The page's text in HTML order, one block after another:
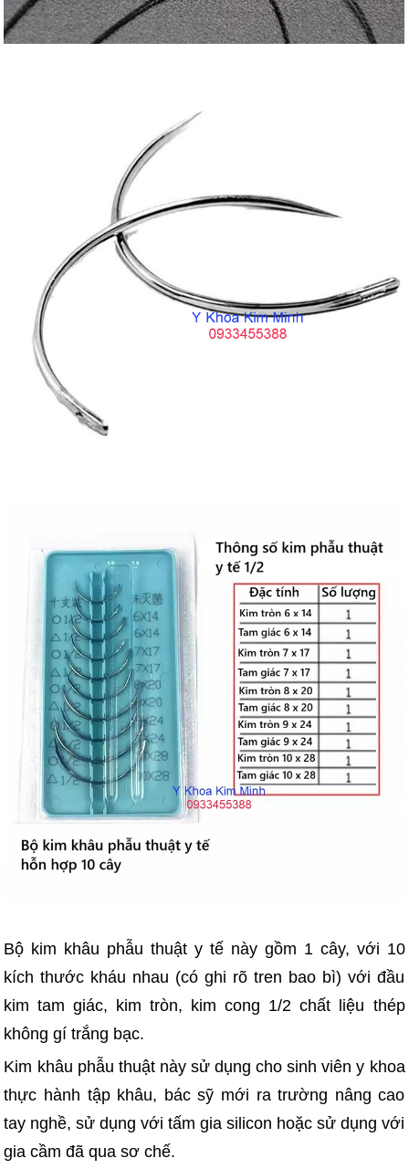
Bộ kim khâu phẫu thuật y tế này gồm 1 cây, với 10
kích thước kháu nhau (có ghi rõ tren bao bì) với đầu
kim tam giác, kim tròn, kim cong 1/2 chất liệu thép
không gí trắng bạc.
Kim khâu phẫu thuật này sử dụng cho sinh viên y khoa
thực hành tập khâu, bác sỹ mới ra trường nâng cao
tay nghề, sử dụng với tấm gia silicon hoặc sử dụng với
gia cầm đã qua sơ chế.